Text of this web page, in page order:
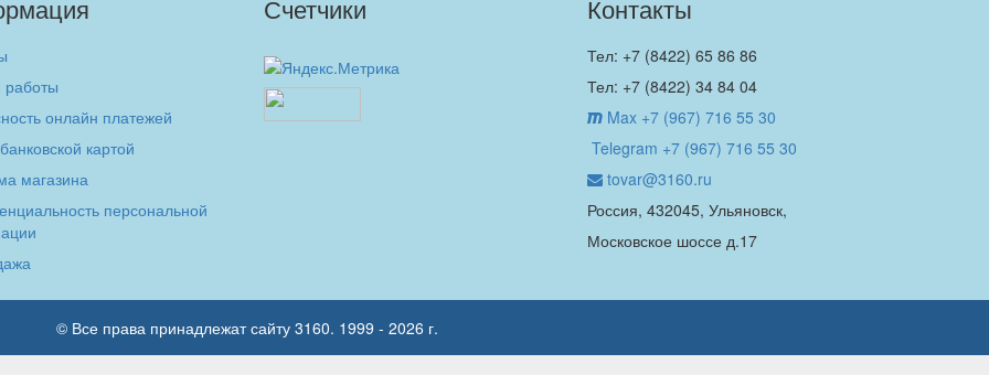
работы
онлайн платежей
картой
магазина
персональной
Счетчики Контакты
Тел: +7 (8422) 65 86 86
Тел: +7 (8422) 34 84 04
Max +7 (967) 716 55 30
Telegram +7 (967) 716 55 30
tovar@3160.ru
Россия, 432045, Ульяновск,
Московское шоссе д.17
© Все права принадлежат сайту 3160. 1999 - 2026 г.